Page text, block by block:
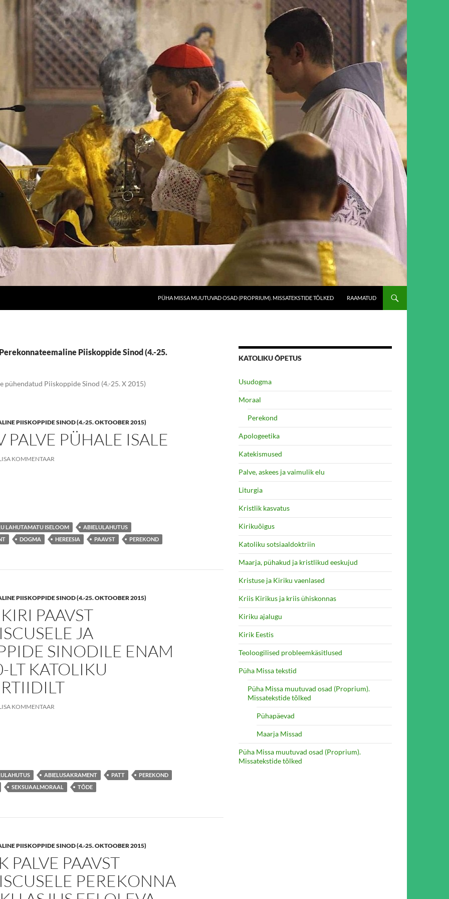
PÜHA MISSA MUUTUVAD OSAD (PROPRIUM). MISSATEKSTIDE TÕLKED RAAMATUD
Piiskoppide Sinod (4.-25.
pühendatud Piiskoppide Sinod (4.-25. X 2015)
PIISKOPPIDE SINOD (4.-25. OKTOOBER 2015)
PALVE PÜHALE ISALE
KOMMENTAAR
PALVE PÜHALE ISALE
LAHUTAMATU ISELOOM
ABIELULAHUTUS
DOGMA HEREESIA PAAVST PEREKOND
PIISKOPPIDE SINOD (4.-25. OKTOOBER 2015)
PAAVST
JA
SINODILE ENAM
LT KATOLIKU
KOMMENTAAR
Paavst Franciscusele ja Piiskoppide Sinodile enam kui 100-lt katoliku konvertiidilt
ABIELUSAKRAMENT PATT
PEREKOND
SEKSUAALMORAAL TÕDE
PIISKOPPIDE SINOD (4.-25. OKTOOBER 2015)
PALVE PAAVST
PEREKONNA
KATOLIKU ÕPETUS
Usudogma
Moraal
Perekond
Apologeetika
Katekismused
Palve, askees ja vaimulik elu
Liturgia
Kristlik kasvatus
Kirikuõigus
Katoliku sotsiaaldoktriin
Maarja, pühakud ja kristlikud eeskujud
Kristuse ja Kiriku vaenlased
Kriis Kirikus ja kriis ühiskonnas
Kiriku ajalugu
Kirik Eestis
Teoloogilised probleemkäsitlused
Püha Missa tekstid
Püha Missa muutuvad osad (Proprium).
Missatekstide tõlked
Pühapäevad
Maarja Missad
Püha Missa muutuvad osad (Proprium).
Missatekstide tõlked